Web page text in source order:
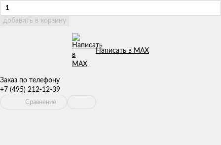
добавить в корзину
Написать в MAX
Заказ по телефону
+7 (495) 212-12-39
Сравнение